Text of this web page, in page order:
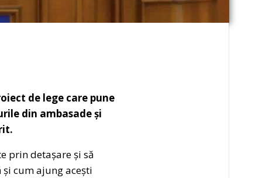
de lege care pune
din ambasade și
prin detașare și să
cum ajung acești